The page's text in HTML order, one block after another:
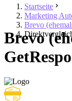
Startseite
Marketing
Brevo
Brevo